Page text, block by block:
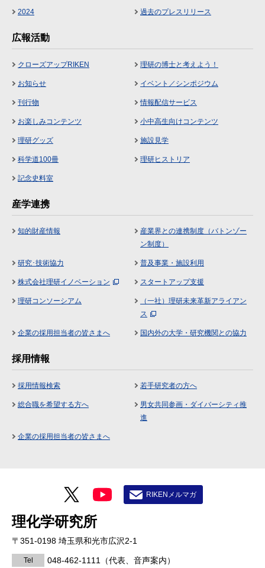
2024 過去のプレスリリース
広報活動
クローズアップRIKEN 理研の博士と考えよう！
お知らせ イベント／シンポジウム
刊行物 情報配信サービス
お楽しみコンテンツ 小中高生向けコンテンツ
理研グッズ 施設見学
科学道100冊 理研ヒストリア
記念史料室
産学連携
知的財産情報
産業界との連携制度（バトンゾー
ン制度）
研究･技術協力 普及事業・施設利用
株式会社理研イノベーション スタートアップ支援
理研コンソーシアム
（一社）理研未来革新アライアン
ス
企業の採用担当者の皆さまへ 国内外の大学・研究機関との協力
採用情報
採用情報検索 若手研究者の方へ
総合職を希望する方へ
男女共同参画・ダイバーシティ推
進
企業の採用担当者の皆さまへ
理化学研究所
〒351-0198 埼玉県和光市広沢2-1
Tel 048-462-1111 （代表、音声案内）
RIKENメルマガ